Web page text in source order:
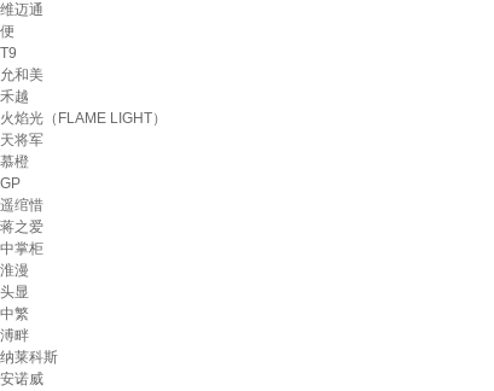
维迈通
便
T9
允和美
禾越
火焰光（FLAME LIGHT）
天将军
慕橙
GP
遥绾惜
蒋之爱
中掌柜
淮漫
头显
中繁
溥畔
纳莱科斯
安诺威